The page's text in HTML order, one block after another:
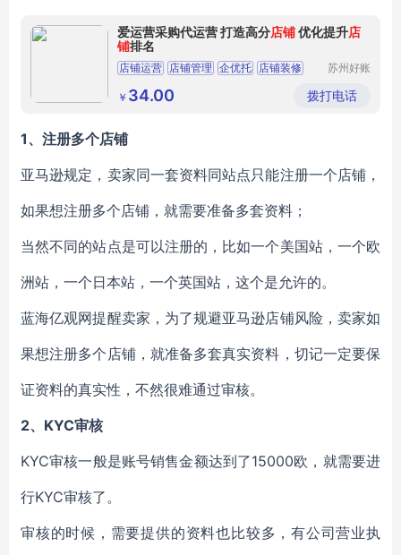
爱运营采购代运营 打造高分店铺优化提升店
铺排名
店铺运营 店铺管理 企优托 店铺装修
高效运营
苏州好账
询有限公
司
￥ 34.00 拨打电话
1、 注册多个店铺
亚马逊规定，卖家同一套资料同站点只能注册一个店铺，
如果想注册多个店铺，就需要准备多套资料；
当然不同的站点是可以注册的，比如一个美国站，一个欧
洲站，一个日本站，一个英国站，这个是允许的。
蓝海亿观网提醒卖家，为了规避亚马逊店铺风险，卖家如
果想注册多个店铺，就准备多套真实资料，切记一定要保
证资料的真实性，不然很难通过审核。
2、 KYC审核
KYC审核一般是账号销售金额达到了15000欧，就需要进
行KYC审核了。
审核的时候，需要提供的资料也比较多，有公司营业执